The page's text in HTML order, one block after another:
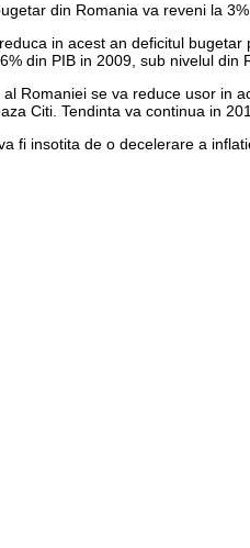
din Romania va reveni la
in acest an deficitul
din PIB in 2009, sub nivelul din
Romaniei se va reduce usor in
Citi. Tendinta va continua in
fi insotita de o decelerare a